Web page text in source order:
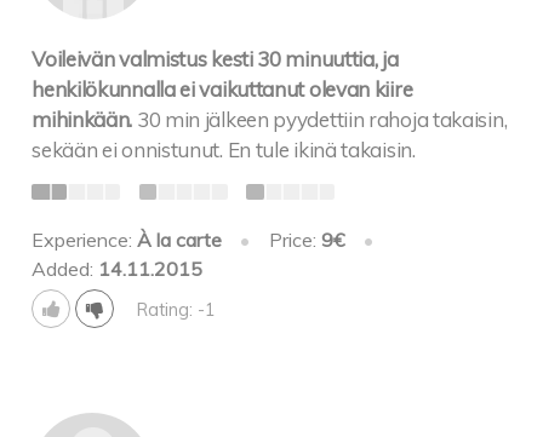
Voileivän valmistus kesti 30 minuuttia, ja
henkilökunnalla ei vaikuttanut olevan kiire
mihinkään. 30 min jälkeen pyydettiin rahoja takaisin,
sekään ei onnistunut. En tule ikinä takaisin.
Experience:À la carte • Price: 9€
•
Added: 14.11.2015
Rating: -1